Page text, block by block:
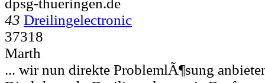
43 Dreilingelectronic
37318
Marth
... wir nun direkte ProblemlÃ¶sung